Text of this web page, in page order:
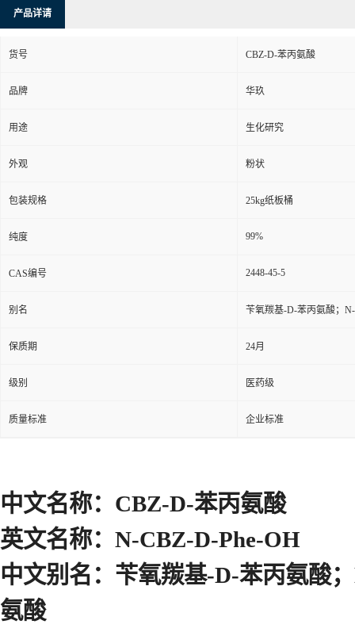
产品详请
货号 CBZ-D-苯丙氨酸
品牌 华玖
用途 生化研究
外观 粉状
包装规格 25kg纸板桶
纯度 99%
CAS编号 2448-45-5
别名 苄氧羰基-D-苯丙氨酸；
保质期 24月
级别 医药级
质量标准 企业标准
中文名称：CBZ-D-苯丙氨酸
英文名称：N-CBZ-D-Phe-OH
中文别名：苄氧羰基-D-苯丙氨酸
氨酸